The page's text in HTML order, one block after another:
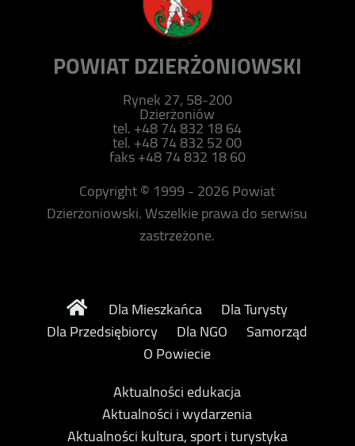
POWIAT DZIERŻONIOWSKI
Rynek 27, 58-200
Dzierżoniów
tel. +48 74 832 18 64
tel. +48 74 832 52 00
faks +48 74 832 18 60
Copyright © 1999 - 2026 Powiat
Dzierżoniowski. Wszelkie prawa do serwisu
zastrzeżone.
Dla Mieszkańca
Dla Turysty
Dla Przedsiębiorcy
Dla NGO
Samorząd
O Powiecie
Aktualności edukacja
Aktualności i wydarzenia
Aktualności kultura, sport i turystyka